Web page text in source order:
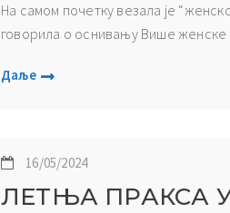
На самом почетку везала је
говорила о оснивању Више женске
Даље
16/05/2024
ЛЕТЊА ПРАКСА